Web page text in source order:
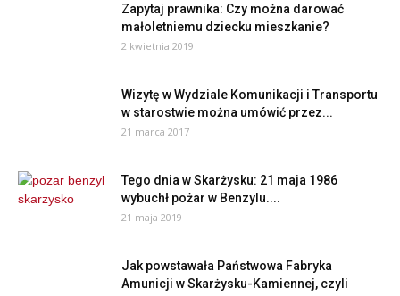
Zapytaj prawnika: Czy można darować
małoletniemu dziecku mieszkanie?
2 kwietnia 2019
Wizytę w Wydziale Komunikacji i Transportu
w starostwie można umówić przez...
21 marca 2017
Tego dnia w Skarżysku: 21 maja 1986
wybuchł pożar w Benzylu....
21 maja 2019
Jak powstawała Państwowa Fabryka
Amunicji w Skarżysku-Kamiennej, czyli